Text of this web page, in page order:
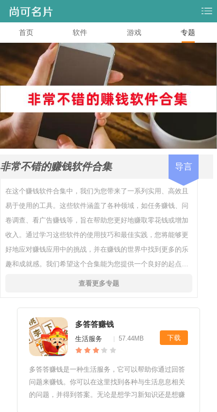
首页 软件 游戏 专题
非常不错的赚钱软件合集 导言
在这个赚钱软件合集中，我们为您带来了一系列实用、高效且
易于使用的工具。这些软件涵盖了各种领域，如任务赚钱、问
卷调查、看广告赚钱等，旨在帮助您更好地赚取零花钱或增加
收入。通过学习这些软件的使用技巧和最佳实践，您将能够更
好地应对赚钱应用中的挑战，并在赚钱的世界中找到更多的乐
趣和成就感。我们希望这个合集能为您提供一个良好的起点，
让您在赚钱的世界中不断成长和发展。在未来的日子里，我们
查看更多专题
多答答赚钱
生活服务 57.44MB 下载
多答答赚钱是一种生活服务，它可以帮助你通过回答
问题来赚钱。你可以在这里找到各种与生活息息相关
的问题，并得到答案。无论是想学习新知识还是想赚